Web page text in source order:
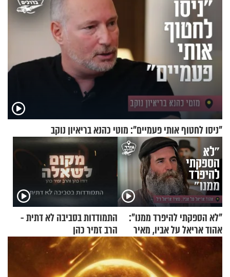
"ניסו לחטוף אותי פעמיים": מוטי כהנא בריאיון נוקב
"לא הספקתי להיפרד ממנו":
אהוד אריאל על אביו, מאיר
התמודדות בסביבה לא דתית -
הרב זמיר כהן